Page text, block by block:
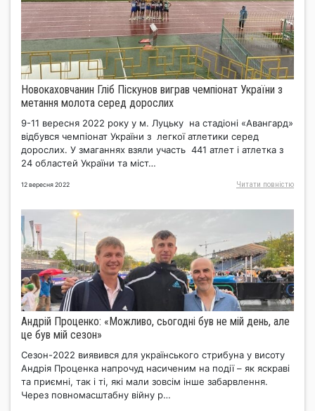
Новокаховчанин Гліб Піскунов виграв чемпіонат України з
метання молота серед дорослих
9-11 вересня 2022 року у м. Луцьку на стадіоні «Авангард»
відбувся чемпіонат України з легкої атлетики серед
дорослих. У змаганнях взяли участь 441 атлет і атлетка з
24 областей України та міст…
12 вересня 2022 Читати повнiстю
Андрій Проценко: «Можливо, сьогодні був не мій день, але
це був мій сезон»
Сезон-2022 виявився для українського стрибуна у висоту
Андрія Проценка напрочуд насиченим на події – як яскраві
та приємні, так і ті, які мали зовсім інше забарвлення.
Через повномасштабну війну р…